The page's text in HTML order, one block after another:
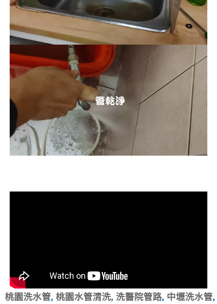
桃園洗水管, 桃園水管清洗, 洗醫院管路, 中壢洗水管,